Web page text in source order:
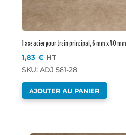
1 axe acier pour train principal, 6 mm x 40 mm
1,83€ HT
SKU: ADJ 581-28
AJOUTER AU PANIER